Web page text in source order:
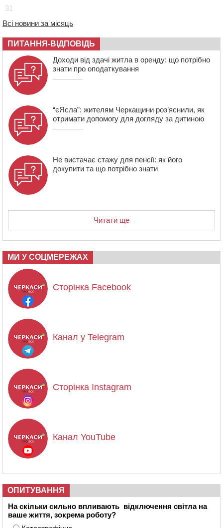
08:20
Обрано претендента на посаду директора
Мокрокалигірського психоневрологічного інтернату
07:23 Уманські міграційники видворили з країни грузина,
який відсидів термін у колонії
31
Всі новини за місяць
ПИТАННЯ-ВІДПОВІДЬ
Доходи від здачі житла в оренду: що потрібно
знати про оподаткування
“єЯсла”: жителям Черкащини роз’яснили, як
отримати допомогу для догляду за дитиною
Не вистачає стажу для пенсії: як його
докупити та що потрібно знати
Читати ще
МИ У СОЦМЕРЕЖАХ
Сторінка Facebook
Канал у Telegram
Сторінка Instagram
Канал YouTube
ОПИТУВАННЯ
На скільки сильно впливають відключення світла на
ваше життя, зокрема роботу?